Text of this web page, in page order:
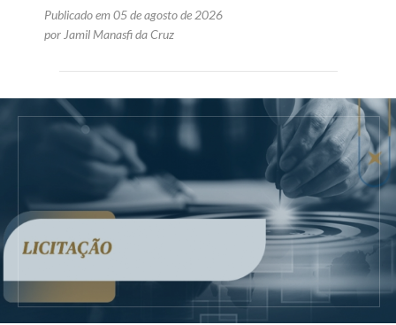
Publicado em 05 de agosto de 2026
por Jamil Manasfi da Cruz